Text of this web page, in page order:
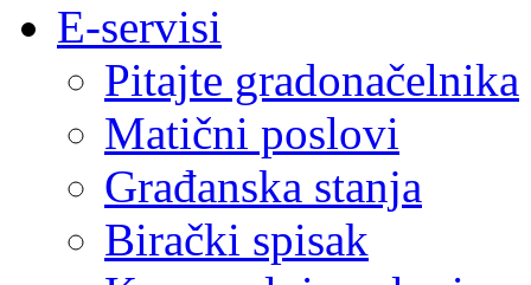
E-servisi
Pitajte gradonačelnika
Matični poslovi
Građanska stanja
Birački spisak